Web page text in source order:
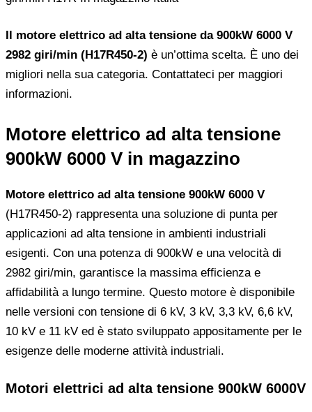
Il motore elettrico ad alta tensione da 900kW 6000 V
2982 giri/min (H17R450-2) è un’ottima scelta. È uno dei
migliori nella sua categoria. Contattateci per maggiori
informazioni.
Motore elettrico ad alta tensione
900kW 6000 V in magazzino
Motore elettrico ad alta tensione 900kW 6000 V
(H17R450-2) rappresenta una soluzione di punta per
applicazioni ad alta tensione in ambienti industriali
esigenti. Con una potenza di 900kW e una velocità di
2982 giri/min, garantisce la massima efficienza e
affidabilità a lungo termine. Questo motore è disponibile
nelle versioni con tensione di 6 kV, 3 kV, 3,3 kV, 6,6 kV,
10 kV e 11 kV ed è stato sviluppato appositamente per le
esigenze delle moderne attività industriali.
Motori elettrici ad alta tensione 900kW 6000V